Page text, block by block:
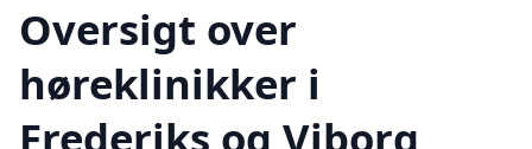
Oversigt over
høreklinikker i